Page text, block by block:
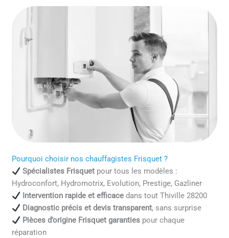
Pourquoi choisir nos chauffagistes Frisquet ?
Spécialistes Frisquetpour tous les modèles :
Hydroconfort, Hydromotrix, Evolution, Prestige, Gazliner
Intervention rapide et efficacedans tout Thiville 28200
Diagnostic précis et devis transparent, sans surprise
Pièces d’origine Frisquet garantiespour chaque
réparation